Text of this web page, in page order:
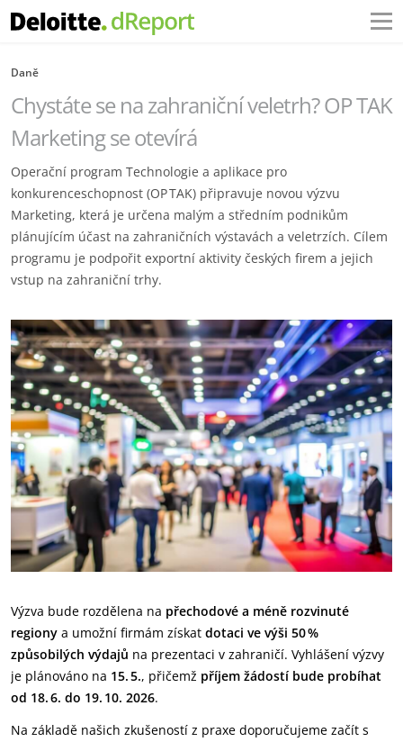
Daně
Chystáte se na zahraniční veletrh? OP TAK
Marketing se otevírá
Operační program Technologie a aplikace pro
konkurenceschopnost (OP TAK) připravuje novou výzvu
Marketing, která je určena malým a středním podnikům
plánujícím účast na zahraničních výstavách a veletrzích. Cílem
programu je podpořit exportní aktivity českých firem a jejich
vstup na zahraniční trhy.
Výzva bude rozdělena na přechodové a méně rozvinuté
regiony a umožní firmám získat dotaci ve výši 50%
způsobilých výdajů na prezentaci v zahraničí. Vyhlášení výzvy
je plánováno na 15.5., přičemž příjem žádostí bude probíhat
od 18.6. do 19. 10. 2026.
Na základě našich zkušeností z praxe doporučujeme začít s